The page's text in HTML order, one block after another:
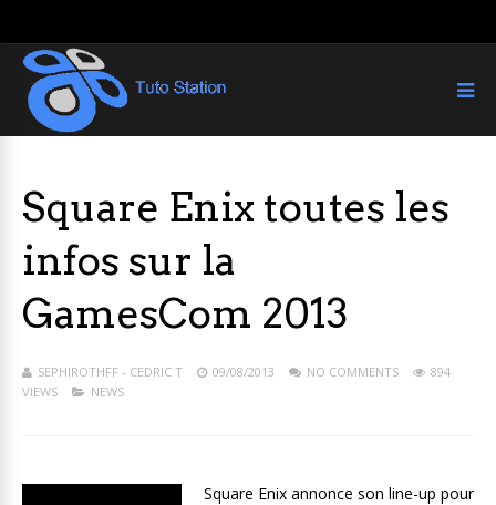
Square Enix toutes les
infos sur la
GamesCom 2013
SEPHIROTHFF - CEDRIC T 09/08/2013 NO COMMENTS
894
VIEWS
NEWS
Square Enix annonce son line-up pour